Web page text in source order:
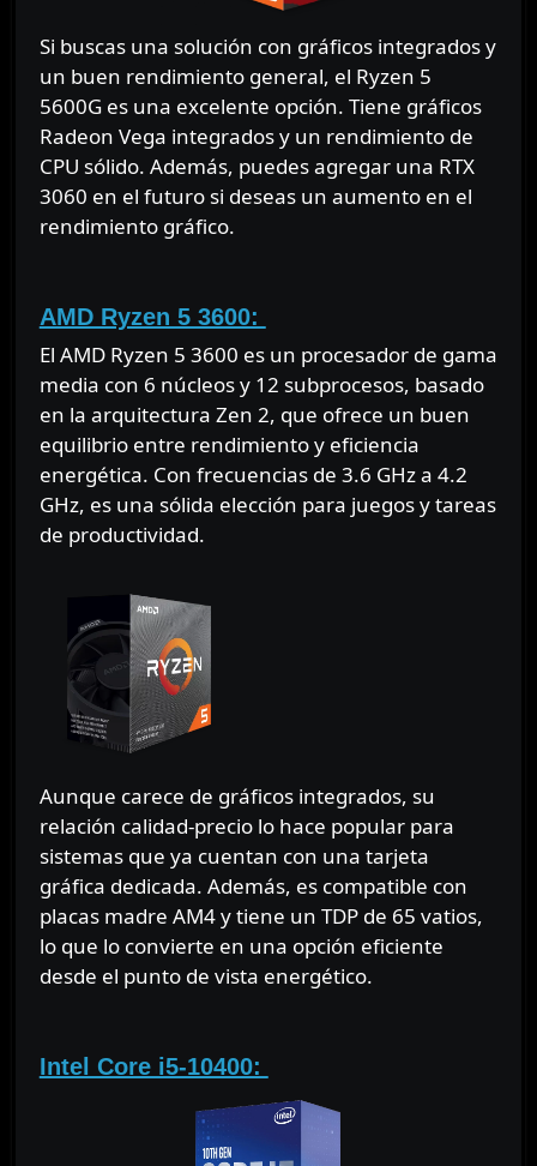
Si buscas una solución con gráficos integrados y
un buen rendimiento general, el Ryzen 5
5600G es una excelente opción. Tiene gráficos
Radeon Vega integrados y un rendimiento de
CPU sólido. Además, puedes agregar una RTX
3060 en el futuro si deseas un aumento en el
rendimiento gráfico.
AMD Ryzen 5 3600:
El AMD Ryzen 5 3600 es un procesador de gama
media con 6 núcleos y 12 subprocesos, basado
en la arquitectura Zen 2, que ofrece un buen
equilibrio entre rendimiento y eficiencia
energética. Con frecuencias de 3.6 GHz a 4.2
GHz, es una sólida elección para juegos y tareas
de productividad.
Aunque carece de gráficos integrados, su
relación calidad-precio lo hace popular para
sistemas que ya cuentan con una tarjeta
gráfica dedicada. Además, es compatible con
placas madre AM4 y tiene un TDP de 65 vatios,
lo que lo convierte en una opción eficiente
desde el punto de vista energético.
Intel Core i5-10400: